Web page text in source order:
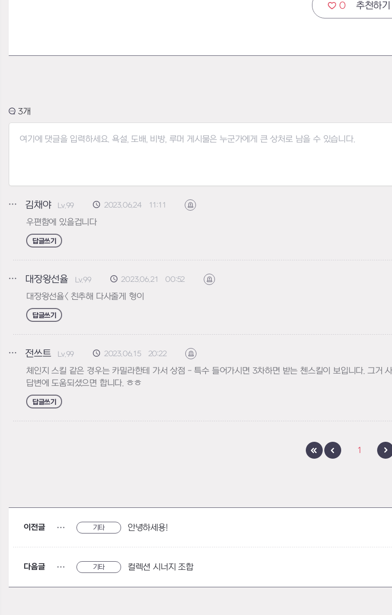
0 추천하기
3
김채야 Lv.99 2023.06.24 11:11 신고하기
우편함에 있을겁니다
답글쓰기
대장왕선율 Lv.99 2023.06.21 00:52 신고하기
대장왕선율< 친추해 다사줄게 형이
답글쓰기
전쓰트 Lv.99 2023.06.15 20:22 신고하기
체인지 스킬 같은 경우는 카밀라한테 가서 상점 - 특수 들어가시면 3차하면 받는 첸스킬이 보입니다. 그거
답변에 도움되셨으면 합니다. ㅎㅎ
답글쓰기
1
이전글 기타 안녕하세용!
다음글 기타 컬렉션 시너지 조합